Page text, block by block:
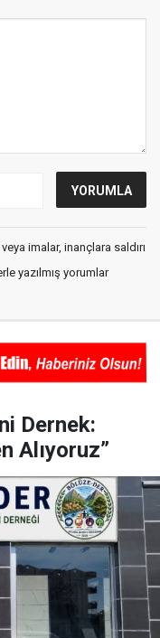
imalar, inançlara saldırı
yazılmış yorumlar
Dernek:
Alıyoruz”